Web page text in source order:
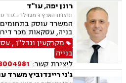
רונן יפה, עו"ד
תוצרת הארץ 3 מגדלי ב.ס.ר סיטי בניין Y קומה 21, פתח תקווה
המשרד עוסק בתחומים:
כוח מתמשך, ירושות
דיני חוזים, דיני
משרד הפנים, סדר דין
מקרקעין ונדל"ן,
בנייה
ליצירת קשר:
ג'ני ריינדוביץ משרד